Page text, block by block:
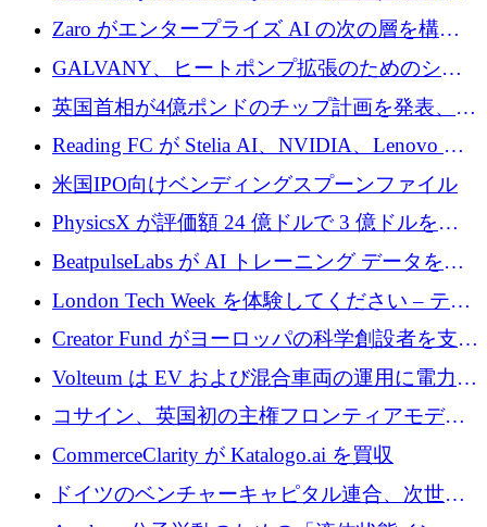
ラットフォームのために 1,700 万ドルを調達
Zaro がエンタープライズ AI の次の層を構築
するために 510 万ドルを獲得
GALVANY、ヒートポンプ拡張のためのシー
ドラウンドで1,000万ユーロを確保
英国首相が4億ポンドのチップ計画を発表、英
国の新興企業は「ここで拡大」し「ここに留
まる」
Reading FC が Stelia AI、NVIDIA、Lenovo と
協力して AI Center of Excellence を立ち上げ
米国IPO向けベンディングスプーンファイル
PhysicsX が評価額 24 億ドルで 3 億ドルを調
達
BeatpulseLabs が AI トレーニング データを拡
張するために 180 万ドルのプレシードを調達
London Tech Week を体験してください – テク
ノロジーがヨーロッパのイノベーションの未
来を形作る場所
Creator Fund がヨーロッパの科学創設者を支援
するために 5,600 万ドルを調達
Volteum は EV および混合車両の運用に電力を
供給するために 250 万ユーロを寄付
コサイン、英国初の主権フロンティアモデル
で業界の支援を確保
CommerceClarity が Katalogo.ai を買収
ドイツのベンチャーキャピタル連合、次世代
スタートアップの成長に向けて機関投資家へ